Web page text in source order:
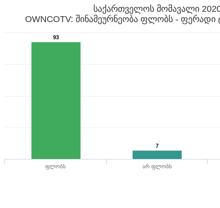
საქართველოს მომავალი
OWNCOTV: შინამეურნეობა ფლობს -
93
7
ფლობს არ ფლობს